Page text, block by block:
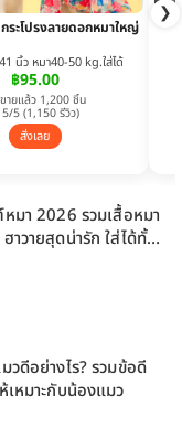
❯
ระโปรงลายดอกหมาใหญ่
นิ้ว หมา40-50 kg.ใส่ได้
฿95.00
ายแล้ว 1,200 ชิ้น
5/5 (1,150 รีวิว)
สั่งเลย
มา 2026 รวมเสื้อหมา
าวายสุดน่ารัก ใส่ได้ทั้ง
าใหญ่
วดีอย่างไร? รวมข้อดี
เหมาะกับน้องแมว